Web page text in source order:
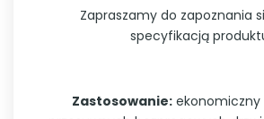
Zapraszamy do zapoznania
specyfikacją
Zastosowanie: